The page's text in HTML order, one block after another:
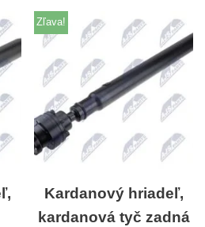
Zľava!
Kardanový hriadeľ,
kardanová tyč zadná